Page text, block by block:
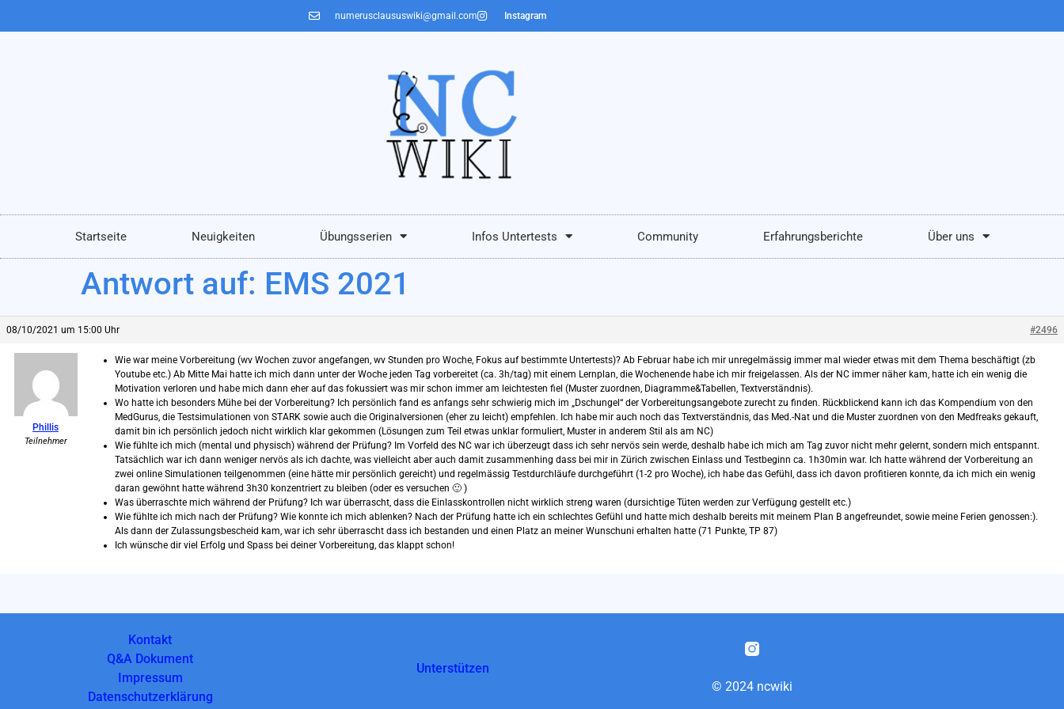
numerusclaususwiki@gmail.com Instagram
Startseite Neuigkeiten Übungsserien Infos Untertests Community Erfahrungsberichte Über uns
Antwort auf: EMS 2021
08/10/2021 um 15:00 Uhr #2496
Phillis
Teilnehmer
Wie war meine Vorbereitung (wv Wochen zuvor angefangen, wv Stunden pro Woche, Fokus auf bestimmte Untertests)? Ab Februar habe ich mir unregelmässig immer mal wieder etwas mit dem Thema beschäftigt (zb
Youtube etc.) Ab Mitte Mai hatte ich mich dann unter der Woche jeden Tag vorbereitet (ca. 3h/tag) mit einem Lernplan, die Wochenende habe ich mir freigelassen. Als der NC immer näher kam, hatte ich ein wenig die
Motivation verloren und habe mich dann eher auf das fokussiert was mir schon immer am leichtesten fiel (Muster zuordnen, Diagramme&Tabellen, Textverständnis).
Wo hatte ich besonders Mühe bei der Vorbereitung? Ich persönlich fand es anfangs sehr schwierig mich im „Dschungel“ der Vorbereitungsangebote zurecht zu finden. Rückblickend kann ich das Kompendium von den
MedGurus, die Testsimulationen von STARK sowie auch die Originalversionen (eher zu leicht) empfehlen. Ich habe mir auch noch das Textverständnis, das Med.-Nat und die Muster zuordnen von den Medfreaks gekauft,
damit bin ich persönlich jedoch nicht wirklich klar gekommen (Lösungen zum Teil etwas unklar formuliert, Muster in anderem Stil als am NC)
Wie fühlte ich mich (mental und physisch) während der Prüfung? Im Vorfeld des NC war ich überzeugt dass ich sehr nervös sein werde, deshalb habe ich mich am Tag zuvor nicht mehr gelernt, sondern mich entspannt.
Tatsächlich war ich dann weniger nervös als ich dachte, was vielleicht aber auch damit zusammenhing dass bei mir in Zürich zwischen Einlass und Testbeginn ca. 1h30min war. Ich hatte während der Vorbereitung an
zwei online Simulationen teilgenommen (eine hätte mir persönlich gereicht) und regelmässig Testdurchläufe durchgeführt (1-2 pro Woche), ich habe das Gefühl, dass ich davon profitieren konnte, da ich mich ein wenig
daran gewöhnt hatte während 3h30 konzentriert zu bleiben (oder es versuchen 🙂 )
Was überraschte mich während der Prüfung? Ich war überrascht, dass die Einlasskontrollen nicht wirklich streng waren (dursichtige Tüten werden zur Verfügung gestellt etc.)
Wie fühlte ich mich nach der Prüfung? Wie konnte ich mich ablenken? Nach der Prüfung hatte ich ein schlechtes Gefühl und hatte mich deshalb bereits mit meinem Plan B angefreundet, sowie meine Ferien genossen:).
Als dann der Zulassungsbescheid kam, war ich sehr überrascht dass ich bestanden und einen Platz an meiner Wunschuni erhalten hatte (71 Punkte, TP 87)
Ich wünsche dir viel Erfolg und Spass bei deiner Vorbereitung, das klappt schon!
Kontakt
Q&A Dokument
Impressum
Datenschutzerklärung
Unterstützen
© 2024 ncwiki